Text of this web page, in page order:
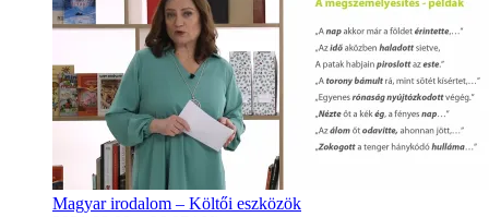
Magyar irodalom – Költői eszközök